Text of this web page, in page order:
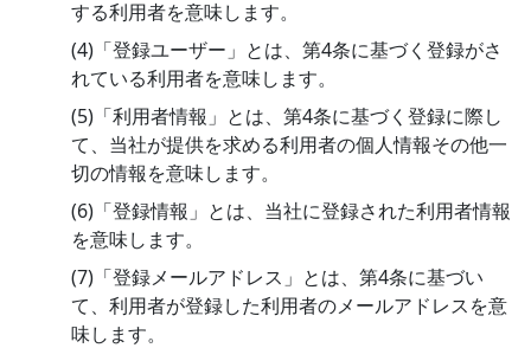
する利用者を意味します。
(4)「登録ユーザー」とは、第4条に基づく登録がさ
れている利用者を意味します。
(5)「利用者情報」とは、第4条に基づく登録に際し
て、当社が提供を求める利用者の個人情報その他一
切の情報を意味します。
(6)「登録情報」とは、当社に登録された利用者情報
を意味します。
(7)「登録メールアドレス」とは、第4条に基づい
て、利用者が登録した利用者のメールアドレスを意
味します。